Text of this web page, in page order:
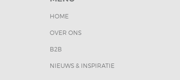
HOME
OVER ONS
B2B
NIEUWS & INSPIRATIE